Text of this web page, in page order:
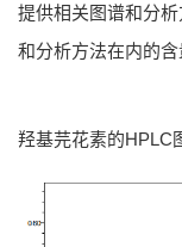
提供相关图谱和分
和分析方法在内的含
羟基芫花素的HPLC